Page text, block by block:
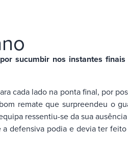
sucumbir nos instantes
cada lado na ponta final, por
remate que surpreendeu o
ressentiu-se da sua
defensiva podia e devia ter